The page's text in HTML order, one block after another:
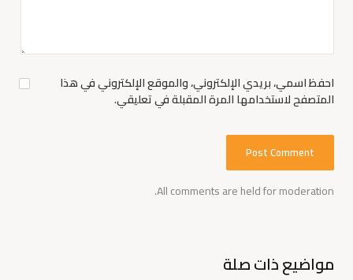
All comments are held for moderation.
احفظ اسمي، بريدي الإلكتروني، والموقع الإلكتروني في هذا
المتصفح لاستخدامها المرة المقبلة في تعليقي.
مواضيع ذات صلة